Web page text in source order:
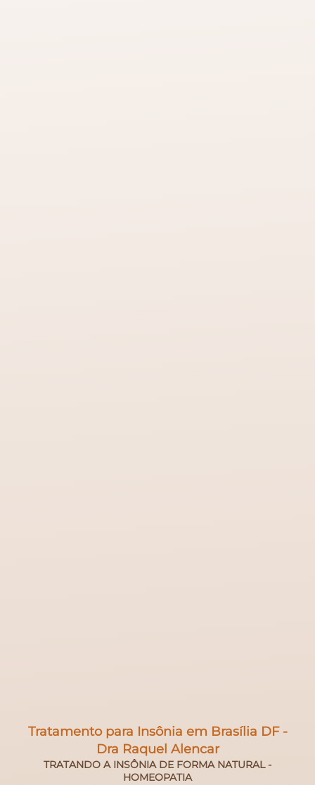
Tratamento para Insônia em Brasília DF -
Dra Raquel Alencar
TRATANDO A INSÔNIA DE FORMA NATURAL -
HOMEOPATIA